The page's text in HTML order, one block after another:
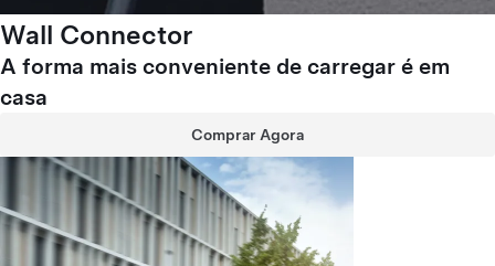
Wall Connector
A forma mais conveniente de carregar é em
casa
Comprar Agora